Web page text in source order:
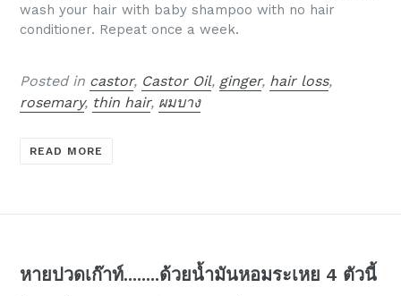
wash your hair with baby shampoo with no hair
conditioner. Repeat once a week.
Posted in castor, Castor Oil, ginger, hair loss,
rosemary, thin hair, ผมบาง
READ MORE
หายปวดเก๊าท์........ด้วยน้ำมันหอมระเหย 4 ตัวนี้